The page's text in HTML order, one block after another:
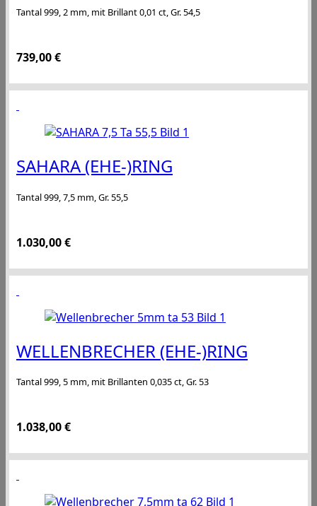
Tantal 999, 2 mm, mit Brillant 0,01 ct, Gr. 54,5
739,00€
SAHARA (EHE-)RING
Tantal 999, 7,5 mm, Gr. 55,5
1.030,00€
WELLENBRECHER (EHE-)RING
Tantal 999, 5 mm, mit Brillanten 0,035 ct, Gr. 53
1.038,00€